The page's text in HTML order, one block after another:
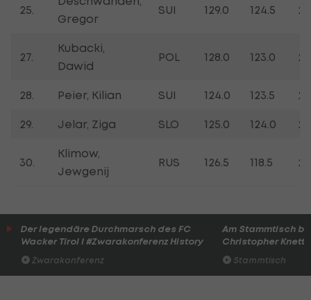
25.
Gregor
SUI 129.0 124.5
27.
Kubacki,
Dawid
POL 128.0 123.0
28. Peier, Kilian SUI 124.0 123.5
29. Jelar, Ziga SLO 125.0 124.0
30.
Klimow,
Jewgenij
RUS 126.5 118.5
Der legendäre Durchmarsch des FC
Wacker Tirol I #Zwarakonferenz History
Zwarakonferenz
Am Stammtisch
Christopher Knett
Stammtisch